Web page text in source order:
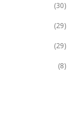
(30)
(29)
(29)
(8)